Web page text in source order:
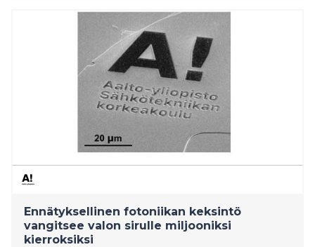
kiinnostus kohdistuu erityisesti siruteknologioihin,
joiden odotetaan muodostavan seuraavan
vuosikymmenen teknologisen kasvun perustan.
Kehitystyötä vauhdittavat kehittyneet
suunnittelutyökalut, ohjelmistojen vahva rooli
laitteistokehityksessä sekä eurooppalaiset investoinnit
strategisiin teknologioihin. ‘’Jaettu pil
Ennätyksellinen fotoniikan keksintö
vangitsee valon sirulle miljooniksi
kierroksiksi